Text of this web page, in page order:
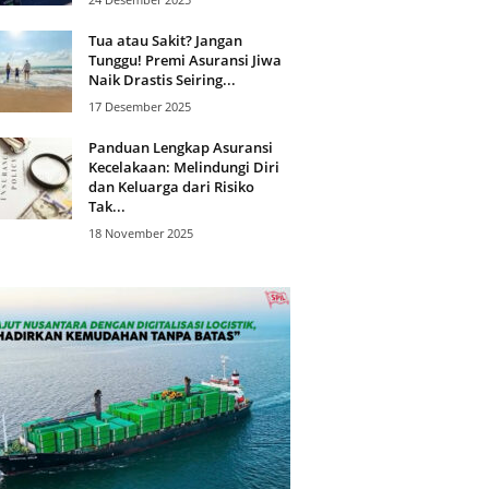
Tua atau Sakit? Jangan
Tunggu! Premi Asuransi Jiwa
Naik Drastis Seiring...
17 Desember 2025
Panduan Lengkap Asuransi
Kecelakaan: Melindungi Diri
dan Keluarga dari Risiko
Tak...
18 November 2025